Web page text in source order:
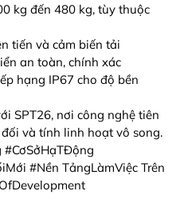
kg đến 480 kg, tùy thuộc
tiến và cảm biến tải
an toàn, chính xác
hạng IP67 cho độ bền
SPT26, nơi công nghệ tiên
và tính linh hoạt vô song.
#Nền TảngLàmViệc Trên